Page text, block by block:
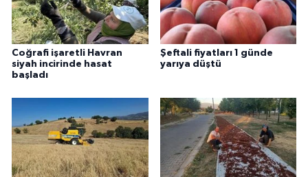
Coğrafi işaretli Havran
siyah incirinde hasat
başladı
Şeftali fiyatları 1 günde
yarıya düştü